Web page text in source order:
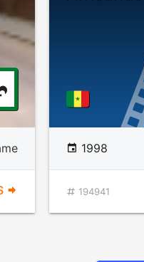
1998
194941